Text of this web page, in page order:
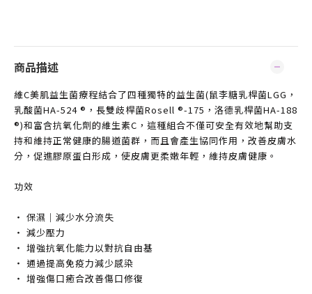
商品描述
維C美肌益生菌療程結合了四種獨特的益生菌(鼠李糖乳桿菌LGG，
乳酸菌HA-524 ®，長雙歧桿菌Rosell ®-175，洛德乳桿菌HA-188
®)和富含抗氧化劑的維生素C，這種組合不僅可安全有效地幫助支
持和維持正常健康的腸道菌群，而且會產生協同作用，改善皮膚水
分，促進膠原蛋白形成，使皮膚更柔嫩年輕，維持皮膚健康。​
功效​
‧ 保濕｜減少水分流失​
‧ 減少壓力​
‧ 增強抗氧化能力以對抗自由基​
‧ 通過提高免疫力減少感染​
‧ 增強傷口癒合改善傷口修復​